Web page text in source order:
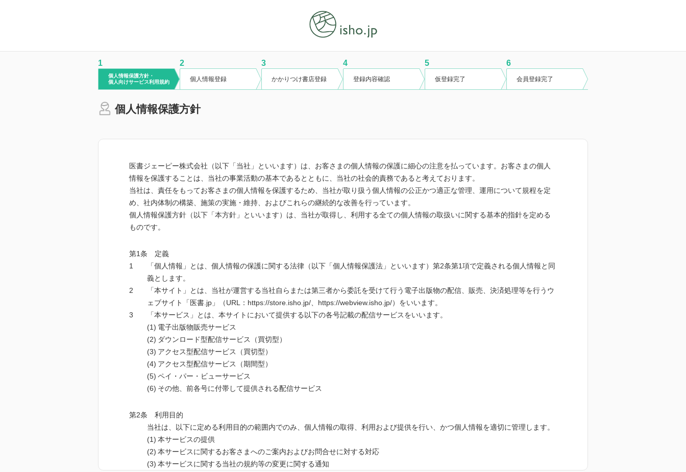
1
個人情報保護方針・
個人向けサービス利用規約
2
個人情報登録
3
かかりつけ書店登録
4
登録内容確認
5
仮登録完了
6
会員登録完了
個人情報保護方針
医書ジェーピー株式会社（以下「当社」といいます）は、お客さまの個人情報の保護に細心の注意を払っています。お客さまの個人
情報を保護することは、当社の事業活動の基本であるとともに、当社の社会的責務であると考えております。
当社は、責任をもってお客さまの個人情報を保護するため、当社が取り扱う個人情報の公正かつ適正な管理、運用について規程を定
め、社内体制の構築、施策の実施・維持、およびこれらの継続的な改善を行っています。
個人情報保護方針（以下「本方針」といいます）は、当社が取得し、利用する全ての個人情報の取扱いに関する基本的指針を定める
ものです。
第1条 定義
「個人情報」とは、個人情報の保護に関する法律（以下「個人情報保護法」といいます）第2条第1項で定義される個人情報と同
義とします。
「本サイト」とは、当社が運営する当社自らまたは第三者から委託を受けて行う電子出版物の配信、販売、決済処理等を行うウ
ェブサイト「医書.jp」（URL：https://store.isho.jp/、https://webview.isho.jp/）をいいます。
「本サービス」とは、本サイトにおいて提供する以下の各号記載の配信サービスをいいます。
電子出版物販売サービス
ダウンロード型配信サービス（買切型）
アクセス型配信サービス（買切型）
アクセス型配信サービス（期間型）
ペイ・パー・ビューサービス
その他、前各号に付帯して提供される配信サービス
第2条 利用目的
当社は、以下に定める利用目的の範囲内でのみ、個人情報の取得、利用および提供を行い、かつ個人情報を適切に管理します。
本サービスの提供
本サービスに関するお客さまへのご案内およびお問合せに対する対応
本サービスに関する当社の規約等の変更に関する通知